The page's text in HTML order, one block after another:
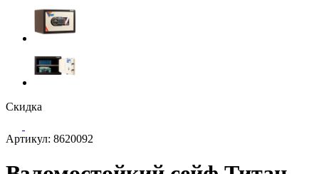
Скидка
Артикул: 8620092